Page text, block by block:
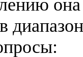
она